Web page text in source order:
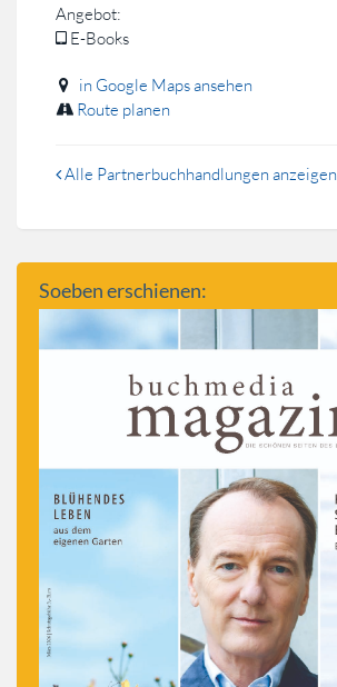
Angebot:
E-Books
in Google Maps ansehen
Route planen
Alle Partnerbuchhandlungen anzeigen
Soeben erschienen: